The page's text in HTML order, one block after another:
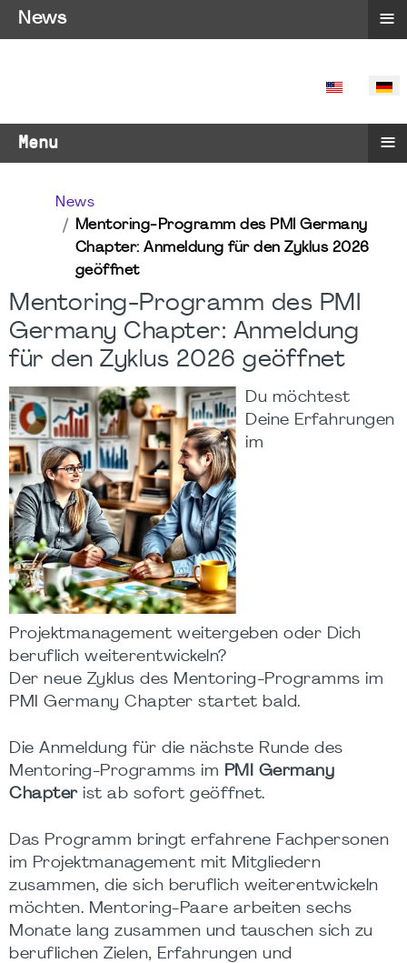
SPRACHE
Menu ≡
News
Mentoring-Programm des PMI Germany
Chapter: Anmeldung für den Zyklus 2026
geöffnet
Mentoring-Programm des PMI
Germany Chapter: Anmeldung
für den Zyklus 2026 geöffnet
Du möchtest
Deine Erfahrungen
im
Projektmanagement weitergeben oder Dich
beruflich weiterentwickeln?
Der neue Zyklus des Mentoring-Programms im
PMI Germany Chapter startet bald.
Die Anmeldung für die nächste Runde des
Mentoring-Programms im PMI Germany
Chapterist ab sofort geöffnet.
Das Programm bringt erfahrene Fachpersonen
im Projektmanagement mit Mitgliedern
zusammen, die sich beruflich weiterentwickeln
möchten. Mentoring-Paare arbeiten sechs
Monate lang zusammen und tauschen sich zu
beruflichen Zielen, Erfahrungen und
News ≡